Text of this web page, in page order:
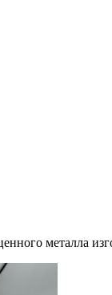
металла